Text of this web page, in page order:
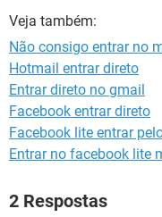
GUIA DE COMPRAS
Veja também:
Não consigo entrar no
Hotmail entrar direto
Entrar direto no gmail
Facebook entrar direto
Facebook lite entrar
Entrar no facebook lite
2 Respostas